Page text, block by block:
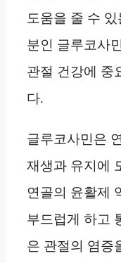
도움을 줄 수
분인 글루코사
관절 건강에 중
다.
글루코사민은
재생과 유지에
연골의 윤활제
부드럽게 하고
은 관절의 염증